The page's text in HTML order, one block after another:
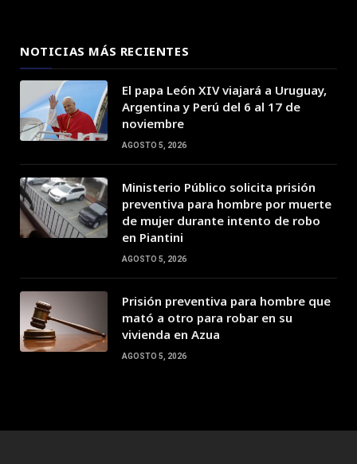
NOTICIAS MÁS RECIENTES
El papa León XIV viajará a Uruguay,
Argentina y Perú del 6 al 17 de
noviembre
AGOSTO 5, 2026
Ministerio Público solicita prisión
preventiva para hombre por muerte
de mujer durante intento de robo
en Piantini
AGOSTO 5, 2026
Prisión preventiva para hombre que
mató a otro para robar en su
vivienda en Azua
AGOSTO 5, 2026